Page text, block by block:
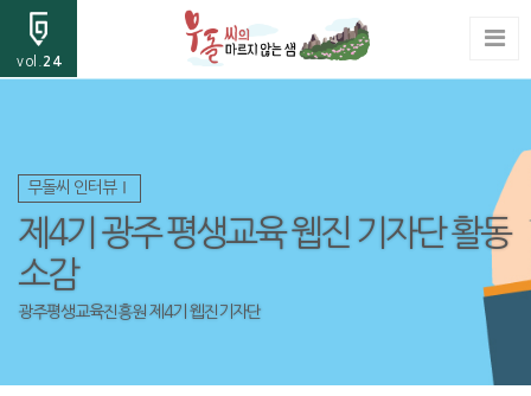
vol. 24
무돌씨 인터뷰Ⅰ
제4기 광주 평생교육 웹진 기자단 활동
소감
광주평생교육진흥원 제4기 웹진기자단